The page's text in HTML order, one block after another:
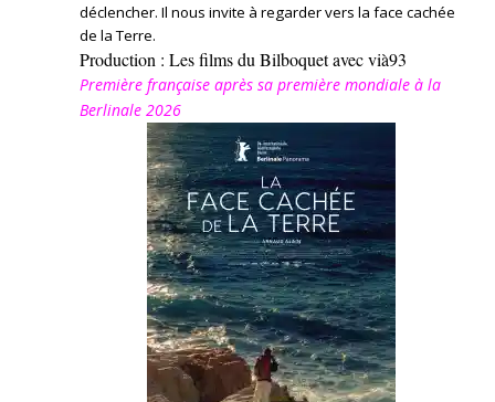
déclencher. Il nous invite à regarder vers la face cachée
de la Terre.
Production : Les films du Bilboquet avec vià93
Première française après sa première mondiale à la
Berlinale 2026